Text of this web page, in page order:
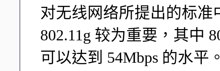
对无线网络所提出的标准
802.11g 较为重要，其中
可以达到 54Mbps 的水